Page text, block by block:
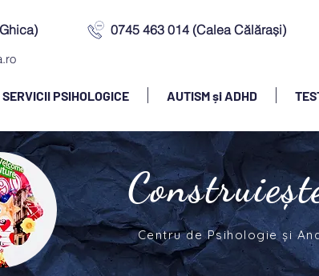
SERVICII PSIHOLOGICE AUTISM și ADHD
0745 463 014 (Calea Călărași)
Centru de Psihologie și